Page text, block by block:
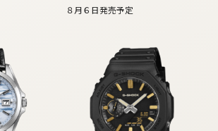
８月６日発売予定